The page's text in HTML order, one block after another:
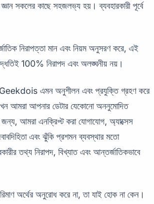
সকলের কাছে সহজলভ্য হয়। ব্যবহারকারী পূর্বে
নিরাপত্তা মান এবং নিয়ম অনুসরণ করে, এই
100% নিরাপদ এবং অলঙ্ঘনীয় নয়।
Geekdois এমন অনুশীলন এবং প্রযুক্তি গ্রহণ করে
আমরা আপনার ডেটার যেকোনো অননুমোদিত
জন্য, আমরা এনক্রিপ্ট করা যোগাযোগ, অ্যাক্সেস
এবং ঝুঁকি প্রশমন ব্যবস্থার মতো
তথ্য নিরাপদ, বিখ্যাত এবং আন্তর্জাতিকভাবে
অর্থের অনুরোধ করে না, তা যাই হোক না কেন।